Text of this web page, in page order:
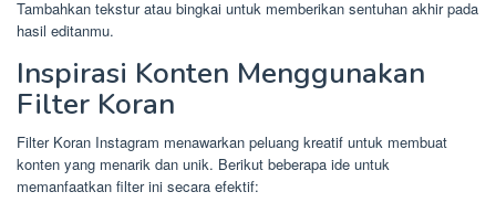
Tambahkan tekstur atau bingkai untuk memberikan sentuhan akhir pada
hasil editanmu.
Inspirasi Konten Menggunakan
Filter Koran
Filter Koran Instagram menawarkan peluang kreatif untuk membuat
konten yang menarik dan unik. Berikut beberapa ide untuk
memanfaatkan filter ini secara efektif: